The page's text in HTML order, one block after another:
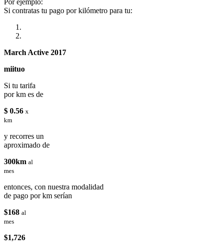
Si contratas tu pago por kilómetro para tu:
March Active 2017
miituo
Si tu tarifa
por km es de
$ 0.56 x
km
y recorres un
aproximado de
300km al
mes
entonces, con nuestra modalidad
de pago por km serían
$168 al
mes
$1,726